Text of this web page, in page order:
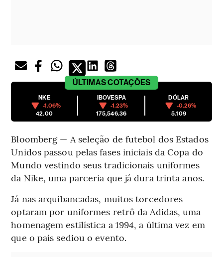
ÚLTIMASCOTAÇÕES
NKE
-1.06%
42.00
IBOVESPA
-1.23%
175,546.36
DÓLAR
-0.26%
5.109
Bloomberg — A seleção de futebol dos Estados
Unidos passou pelas fases iniciais da Copa do
Mundo vestindo seus tradicionais uniformes
da Nike, uma parceria que já dura trinta anos.
Já nas arquibancadas, muitos torcedores
optaram por uniformes retrô da Adidas, uma
homenagem estilística a 1994, a última vez em
que o país sediou o evento.